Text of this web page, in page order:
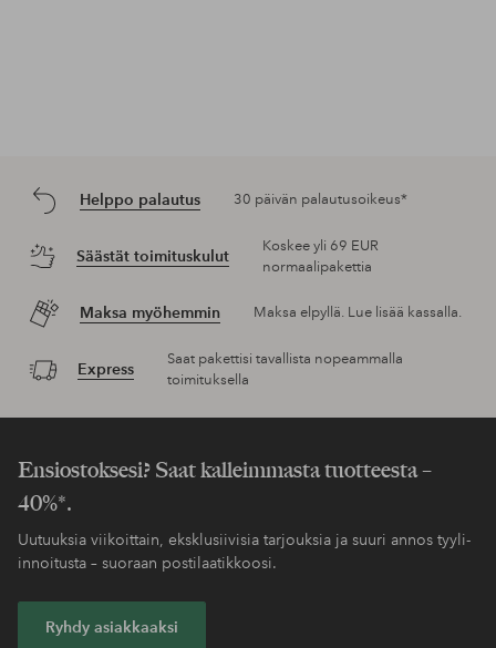
Helppo palautus 30 päivän palautusoikeus*
Säästät toimituskulut
Koskee yli 69 EUR
normaalipakettia
Maksa myöhemmin Maksa elpyllä. Lue lisää kassalla.
Express
Saat pakettisi tavallista nopeammalla
toimituksella
Ensiostoksesi? Saat kalleimmasta tuotteesta –
40%*.
Uutuuksia viikoittain, eksklusiivisia tarjouksia ja suuri annos tyyli-
innoitusta – suoraan postilaatikkoosi.
Ryhdy asiakkaaksi